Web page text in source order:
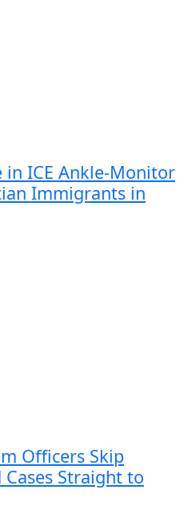
in ICE Ankle-Monitor
Immigrants in
Officers Skip
Straight to